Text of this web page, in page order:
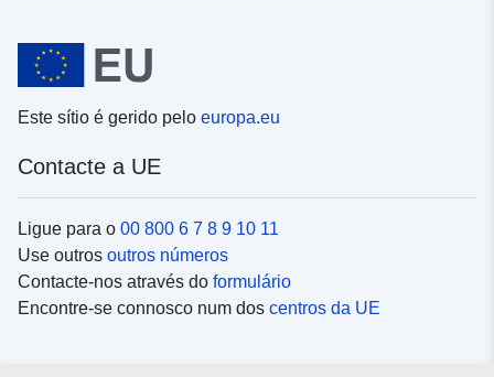
Este sítio é gerido pelo europa.eu
Contacte a UE
Ligue para o 00 800 6 7 8 9 10 11
Use outros outros números
Contacte-nos através do formulário
Encontre-se connosco num dos centros da UE